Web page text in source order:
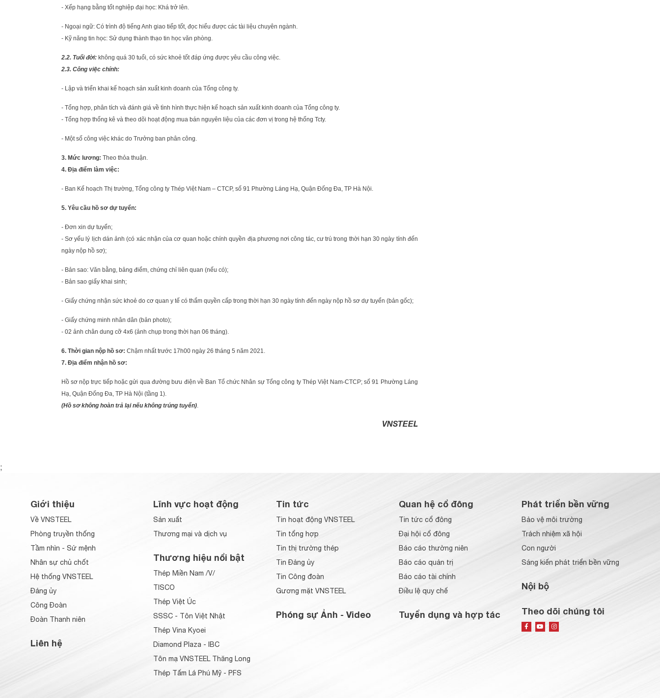
- Xếp hạng bằng tốt nghiệp đại học: Khá trở lên.
- Ngoại ngữ: Có trình độ tiếng Anh giao tiếp tốt, đọc hiểu được các tài liệu chuyên ngành.
- Kỹ năng tin học: Sử dụng thành thạo tin học văn phòng.
2.2. Tuổi đời:không quá 30 tuổi, có sức khoẻ tốt đáp ứng được yêu cầu công việc.
2.3. Công việc chính:
- Lập và triển khai kế hoạch sản xuất kinh doanh của Tổng công ty.
- Tổng hợp, phân tích và đánh giá về tình hình thực hiện kế hoạch sản xuất kinh doanh của Tổng công ty.
- Tổng hợp thống kê và theo dõi hoạt động mua bán nguyên liệu của các đơn vị trong hệ thống Tcty.
- Một số công việc khác do Trưởng ban phân công.
3. Mức lương: Theo thỏa thuận.
4. Địa điểm làm việc:
- Ban Kế hoạch Thị trường, Tổng công ty Thép Việt Nam – CTCP, số 91 Phường Láng Hạ, Quận Đống Đa, TP Hà Nội.
5. Yêu cầu hồ sơ dự tuyển:
- Đơn xin dự tuyển;
- Sơ yếu lý lịch dán ảnh (có xác nhận của cơ quan hoặc chính quyền địa phương nơi công tác, cư trú trong thời hạn 30 ngày tính đến
ngày nộp hồ sơ);
- Bản sao: Văn bằng, bảng điểm, chứng chỉ liên quan (nếu có);
- Bản sao giấy khai sinh;
- Giấy chứng nhận sức khoẻ do cơ quan y tế có thẩm quyền cấp trong thời hạn 30 ngày tính đến ngày nộp hồ sơ dự tuyển (bản gốc);
- Giấy chứng minh nhân dân (bản photo);
- 02 ảnh chân dung cỡ 4x6 (ảnh chụp trong thời hạn 06 tháng).
6. Thời gian nộp hồ sơ: Chậm nhất trước 17h00 ngày 26 tháng 5 năm 2021.
7. Địa điểm nhận hồ sơ:
Hồ sơ nộp trực tiếp hoặc gửi qua đường bưu điện về Ban Tổ chức Nhân sự Tổng công ty Thép Việt Nam-CTCP; số 91 Phường Láng
Hạ, Quận Đống Đa, TP Hà Nội (tầng 1).
(Hồ sơ không hoàn trả lại nếu không trúng tuyển).
VNSTEEL
;
Giới thiệu
Về VNSTEEL
Phòng truyền thống
Tầm nhìn - Sứ mệnh
Nhân sự chủ chốt
Hệ thống VNSTEEL
Đảng ủy
Công Đoàn
Đoàn Thanh niên
Liên hệ
Lĩnh vực hoạt động
Sản xuất
Thương mại và dịch vụ
Thương hiệu nổi bật
Thép Miền Nam /V/
TISCO
Thép Việt Úc
SSSC - Tôn Việt Nhật
Thép Vina Kyoei
Diamond Plaza - IBC
Tôn mạ VNSTEEL Thăng Long
Thép Tấm Lá Phú Mỹ - PFS
Tin tức
Tin hoạt động VNSTEEL
Tin tổng hợp
Tin thị trường thép
Tin Đảng ủy
Tin Công đoàn
Gương mặt VNSTEEL
Phóng sự Ảnh - Video
Quan hệ cổ đông
Tin tức cổ đông
Đại hội cổ đông
Báo cáo thường niên
Báo cáo quản trị
Báo cáo tài chính
Điều lệ quy chế
Tuyển dụng và hợp tác
Phát triển bền vững
Bảo vệ môi trường
Trách nhiệm xã hội
Con người
Sáng kiến phát triển bền vững
Nội bộ
Theo dõi chúng tôi